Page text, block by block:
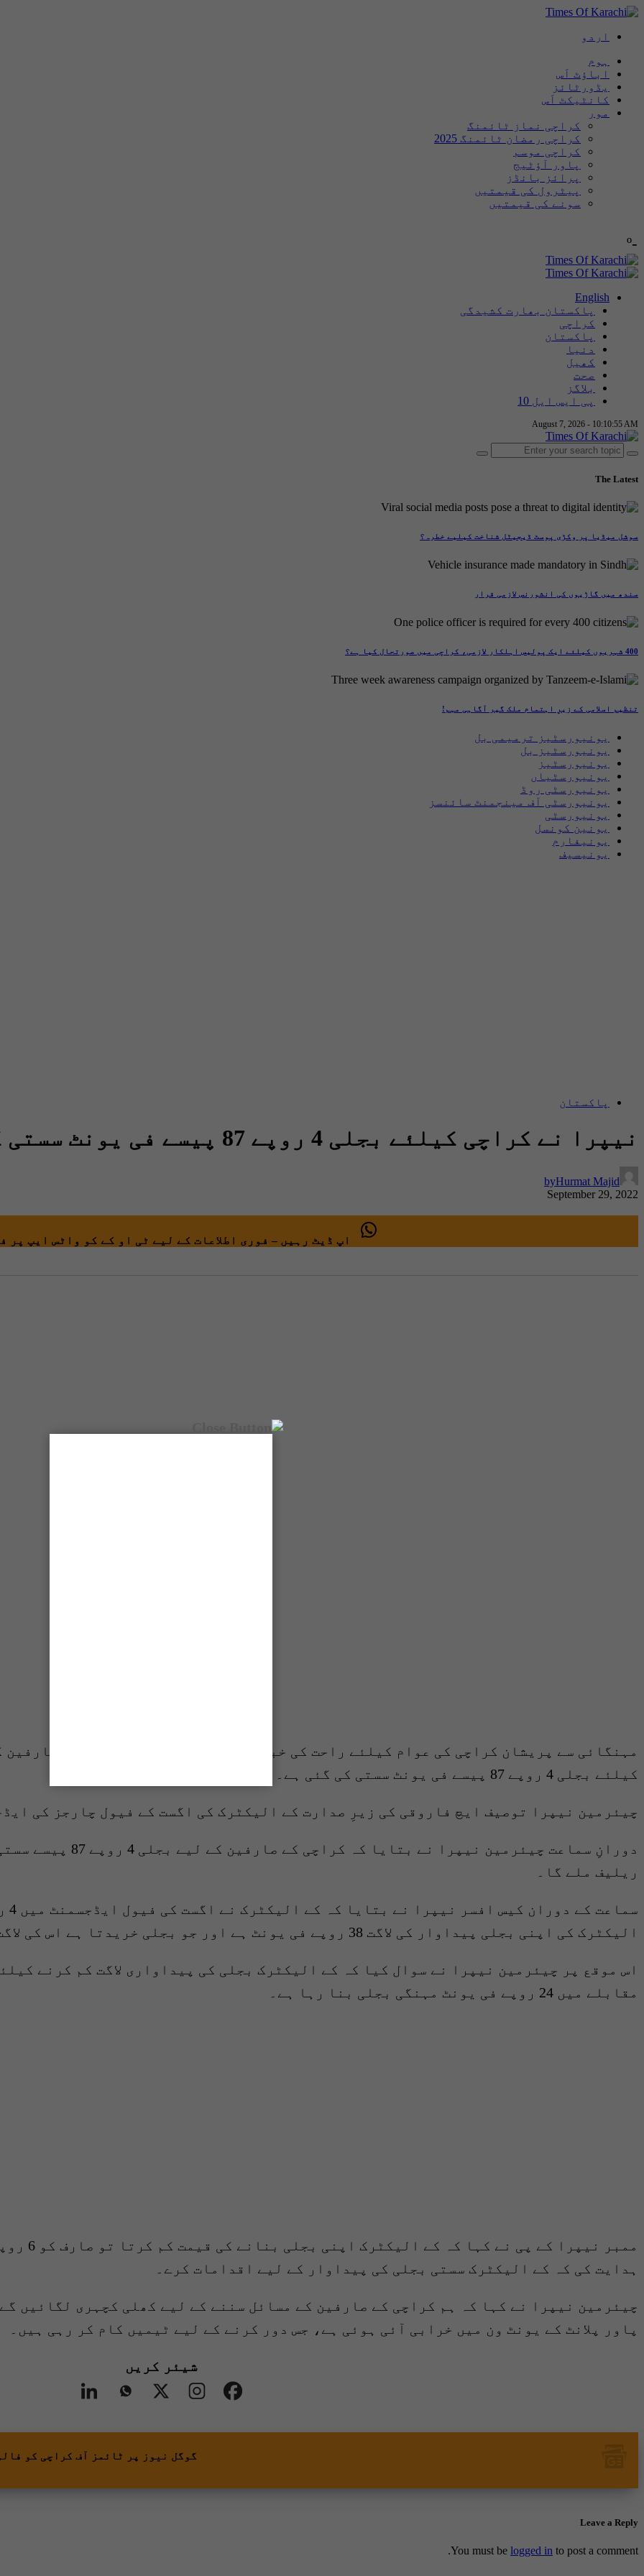
اردو
ہوم
اباؤٹ اَس
یڈورٹائز
کانٹیکٹ اَس
مور
کراچی نماز ٹائمنگ
کراچی رمضان ٹائمنگ 2025
کراچی موسم
پاور آؤٹیج
پرائز بانڈز
پیٹرول کی قیمتیں
سونے کی قیمتیں
-º
English
پاکستان بھارت کشیدگی
کراچی
پاکستان
دنیا
کھیل
صحت
بلاگز
پی ایس ایل 10
August 7, 2026 - 10:10:56 AM
The Latest
سوشل میڈیا پر وکڑی پوسٹ ڈیجیٹل شناخت کیلیے خطرہ؟
سندھ میں گاڑیوں کی انشورنس لازمی قرار
400 شہریوں کیلئے ایک پولیس اہلکار لازمی، کراچی میں صورتحال کیا ہے؟
تنظیم اسلامی کے زیرِ اہتمام ملک گیر آگاہی مہم!
یونیورسٹیز ترمیمی بل
یونیورسٹیز بل
یونیورسٹیز
یونیورسٹیاں
یونیورسٹی روڈ
یونیورسٹی آف مینجمنٹ سائنسز
یونیورسٹی
یونین کونسل
یونیفارم
یونیسیف
پاکستان
نیپرا نے کراچی کیلئے بجلی 4 روپے 87 پیسے فی یونٹ سستی کردی
byHurmat Majid
September 29, 2022
اپ ڈیٹ رہیں – فوری اطلاعات کے لیے ٹی او کے کو واٹس ایپ پر
مہنگائی سے پریشان کراچی کی عوام کیلئے راحت کی خبر آگئی۔ نیپرا نے کے الیکٹرک صارفین
کیلئے بجلی 4 روپے 87 پیسے فی یونٹ سستی کی گئی ہے۔
چیئرمین نیپرا توصیف ایچ فاروقی کی زیرِ صدارت کے الیکٹرک کی اگست کے فیول چارجز کی
ریلیف ملے گا۔
الیکٹرک کی اپنی بجلی پیداوار کی لاگت 38 روپے فی یونٹ ہے اور جو بجلی خریدتا ہے اس کی لاگت 13.61 روپے فی یونٹ ہے۔
اس موقع پر چیئرمین نیپرا نے سوال کیا کہ کے الیکٹرک بجلی کی پیداواری لاگت کم کرنے
مقابلے میں 24 روپے فی یونٹ مہنگی بجلی بنا رہا ہے۔
ممبر
ہدایت کی کہ کے الیکٹرک سستی بجلی کی پیداوار کے لیے اقدامات کرے۔
چیئرمین نیپرا نے کہا کہ ہم کراچی کے صارفین کے مسائل سننے کے لیے کھلی کچہری لگائیں
پاور پلانٹ کے یونٹ ون میں خرابی آئی ہوئی ہے، جس دور کرنے کے لیے ٹیمیں کام کر رہی ہیں۔
شیئر کریں
گوگل نیوز پر ٹائمز آف کراچی کو
Leave a Reply
You must be logged in to post a comment.